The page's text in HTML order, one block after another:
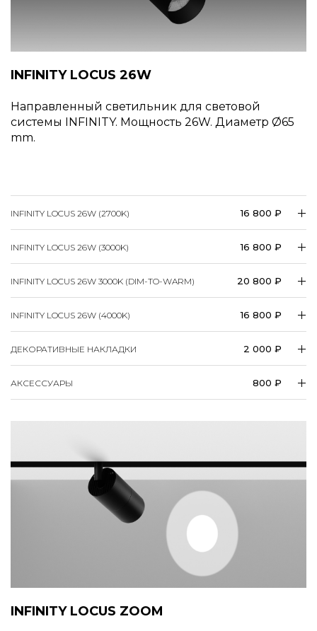
INFINITY LOCUS 26W
Направленный светильник для световой
системы INFINITY. Мощность 26W. Диаметр
65
mm.
INFINITY LOCUS 26W (2700K) 16 800 ₽
INFINITY LOCUS 26W (3000K) 16 800 ₽
INFINITY LOCUS 26W 3000K (DIM-TO-WARM) 20 800 ₽
INFINITY LOCUS 26W (4000K) 16 800 ₽
ДЕКОРАТИВНЫЕ НАКЛАДКИ 2 000 ₽
АКСЕССУАРЫ 800 ₽
INFINITY LOCUS ZOOM